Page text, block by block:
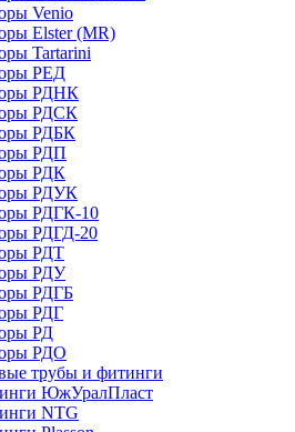
Venio
Elster (MR)
Tartarini
РЕД
РДНК
РДСК
РДБК
РДП
РДК
РДУК
РДГК-10
РДГД-20
РДТ
РДУ
РДГБ
РДГ
РД
РДО
трубы и фитинги
ЮжУралПласт
NTG